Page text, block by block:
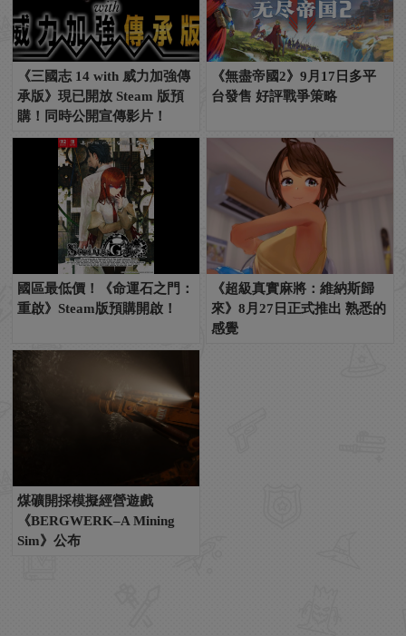
《三國志 14 with 威力加強傳
承版》現已開放 Steam 版預
購！同時公開宣傳影片！
《無盡帝國2》9月17日多平
台發售 好評戰爭策略
國區最低價！《命運石之門：
重啟》Steam版預購開啟！
《超級真實麻將：維納斯歸
來》8月27日正式推出 熟悉的
感覺
煤礦開採模擬經營遊戲
《BERGWERK–A Mining
Sim》公布